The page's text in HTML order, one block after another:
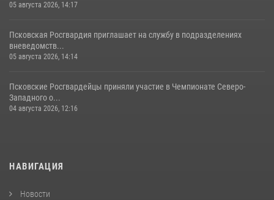
05 августа 2026, 14:17
Псковская Росгвардия приглашает на службу в подразделениях
вневедомств...
05 августа 2026, 14:14
Псковские Росгвардейцы приняли участие в Чемпионате Северо-
Западного о...
04 августа 2026, 12:16
НАВИГАЦИЯ
Новости